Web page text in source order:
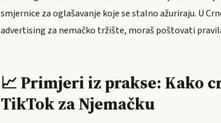
smjernice za oglašavanje koje se stalno ažuriraju. U
advertising za nemačko tržište, moraš poštovati
📈 Primjeri iz prakse: Kako
TikTok za Njemačku